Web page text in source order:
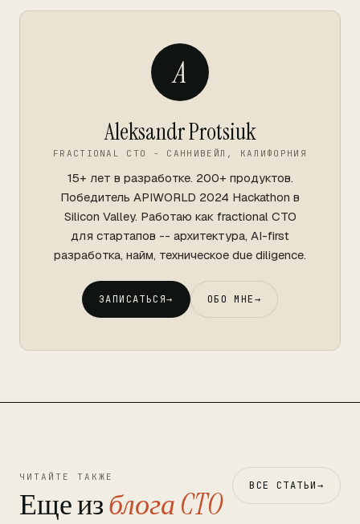
A
Aleksandr Protsiuk
FRACTIONAL CTO - САННИВЕЙЛ, КАЛИФОРНИЯ
15+ лет в разработке. 200+ продуктов.
Победитель APIWORLD 2024 Hackathon в
Silicon Valley. Работаю как fractional CTO
для стартапов -- архитектура, AI-first
разработка, найм, техническое due diligence.
ЗАПИСАТЬСЯ→ ОБО МНЕ→
ЧИТАЙТЕ ТАКЖЕ
Еще изблога CTO ВСЕ СТАТЬИ→